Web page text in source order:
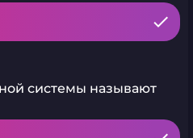
системы называют